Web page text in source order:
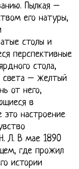
Пылкая –
его натуры,
столы и
перспективные
стола,
света – желтый
от него,
в
настроение
Л. В мае 1890
где прожил
истории